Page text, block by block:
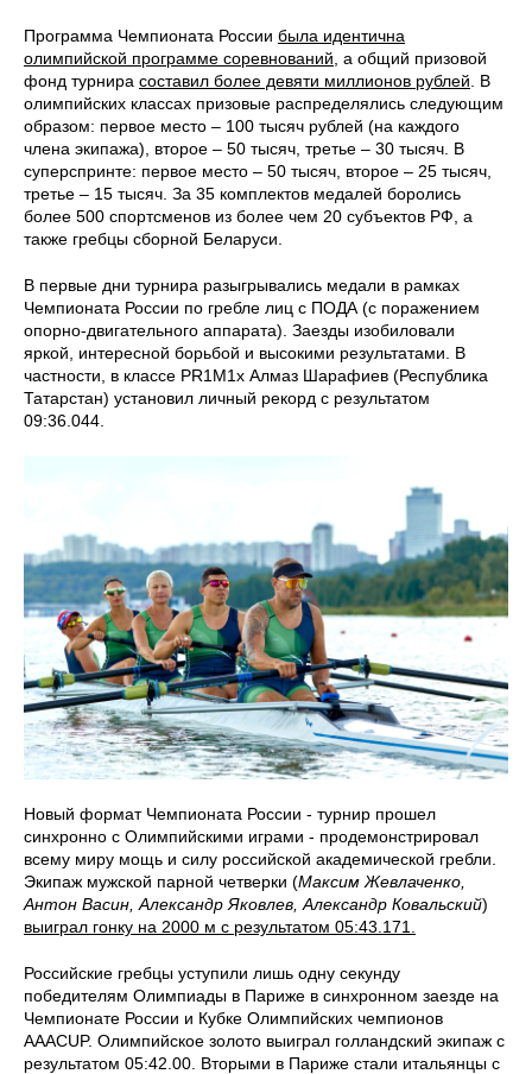
Программа Чемпионата России была идентична
олимпийской программе соревнований , а общий призовой
фонд турнира составил более девяти миллионов рублей . В
олимпийских классах призовые распределялись следующим
образом: первое место – 100 тысяч рублей (на каждого
члена экипажа), второе – 50 тысяч, третье – 30 тысяч. В
суперспринте: первое место – 50 тысяч, второе – 25 тысяч,
третье – 15 тысяч. За 35 комплектов медалей боролись
более 500 спортсменов из более чем 20 субъектов РФ, а
также гребцы сборной Беларуси.
В первые дни турнира разыгрывались медали в рамках
Чемпионата России по гребле лиц с ПОДА (с поражением
опорно-двигательного аппарата). Заезды изобиловали
яркой, интересной борьбой и высокими результатами. В
частности, в классе PR1M1x Алмаз Шарафиев (Республика
Татарстан) установил личный рекорд с результатом
09:36.044.
Новый формат Чемпионата России - турнир прошел
синхронно с Олимпийскими играми - продемонстрировал
всему миру мощь и силу российской академической гребли.
Экипаж мужской парной четверки (Максим Жевлаченко,
Антон Васин, Александр Яковлев, Александр Ковальский)
выиграл гонку на 2000 м с результатом 05:43.171.
Российские гребцы уступили лишь одну секунду
победителям Олимпиады в Париже в синхронном заезде на
Чемпионате России и Кубке Олимпийских чемпионов
AAACUP. Олимпийское золото выиграл голландский экипаж с
результатом 05:42.00. Вторыми в Париже стали итальянцы с